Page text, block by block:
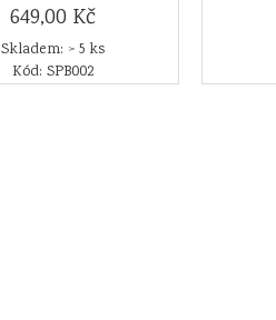
649,00 Kč
Skladem: > 5 ks
Kód: SPB002